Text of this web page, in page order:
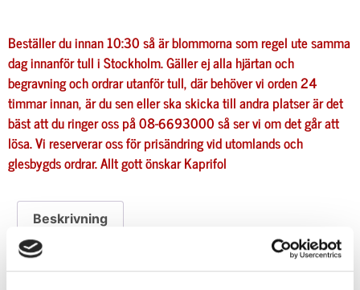
Beställer du innan 10:30 så är blommorna som regel ute samma
dag innanför tull i Stockholm. Gäller ej alla hjärtan och
begravning och ordrar utanför tull, där behöver vi orden 24
timmar innan, är du sen eller ska skicka till andra platser är det
bäst att du ringer oss på 08-6693000 så ser vi om det går att
lösa. Vi reserverar oss för prisändring vid utomlands och
glesbygds ordrar.Allt gott önskarKaprifol
Beskrivning
Beskrivning